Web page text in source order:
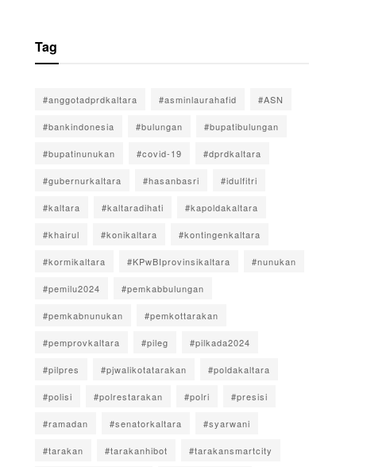
Tag
#anggotadprdkaltara #asminlaurahafid #ASN
#bankindonesia #bulungan #bupatibulungan
#bupatinunukan #covid-19 #dprdkaltara
#gubernurkaltara #hasanbasri #idulfitri
#kaltara #kaltaradihati #kapoldakaltara
#khairul #konikaltara #kontingenkaltara
#kormikaltara #KPwBIprovinsikaltara #nunukan
#pemilu2024 #pemkabbulungan
#pemkabnunukan #pemkottarakan
#pemprovkaltara #pileg #pilkada2024
#pilpres #pjwalikotatarakan #poldakaltara
#polisi #polrestarakan #polri #presisi
#ramadan #senatorkaltara #syarwani
#tarakan #tarakanhibot #tarakansmartcity